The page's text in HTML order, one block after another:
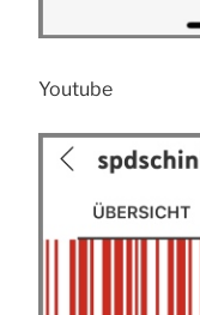
Youtube